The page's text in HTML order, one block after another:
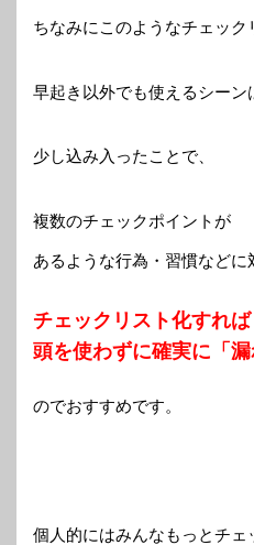
ちなみにこのようなチェック
早起き以外でも使えるシーン
少し込み入ったことで、
複数のチェックポイントが
あるような行為・習慣などに
チェックリスト化すれば
頭を使わずに確実に「
のでおすすめです。
個人的にはみんなもっとチェ